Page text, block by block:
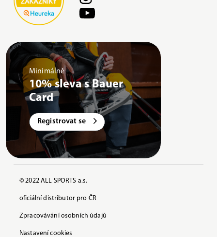
Minimálně
10% sleva s Bauer
Card
Registrovat se
© 2022 ALL SPORTS a.s.
oficiální distributor pro ČR
Zpracovávání osobních údajů
Nastavení cookies